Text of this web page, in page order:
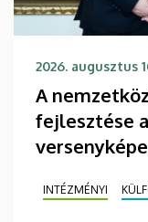
2026. augusztus
A
fejlesztése
INTÉZMÉNYI